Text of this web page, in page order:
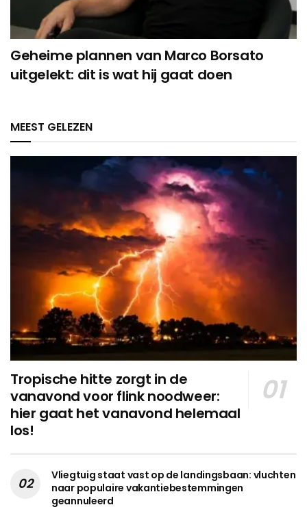
Geheime plannen van Marco Borsato
uitgelekt: dit is wat hij gaat doen
MEEST GELEZEN
Tropische hitte zorgt in de
vanavond voor flink noodweer:
hier gaat het vanavond helemaal
los!
Vliegtuig staat vast op de landingsbaan: vluchten
naar populaire vakantiebestemmingen
geannuleerd